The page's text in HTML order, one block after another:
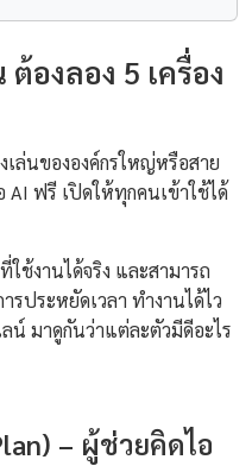
องลอง 5 เครื่อง
ล่นขององค์กรใหญ่หรือสาย
AI ฟรี เปิดให้ทุกคนเข้าใช้ได้
ใช้งานได้จริง และสามารถ
ประหยัดเวลา ทำงานได้ไว
มาดูกันว่าแต่ละตัวมีดีอะไร
– ผู้ช่วยคิดไอ